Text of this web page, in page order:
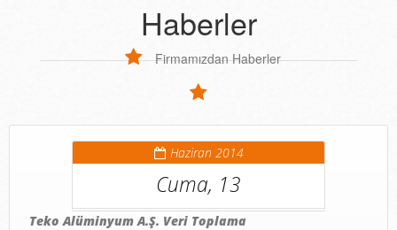
Haberler
Firmamızdan Haberler
Haziran 2014
Cuma, 13
Teko Alüminyum A.Ş. Veri Toplama